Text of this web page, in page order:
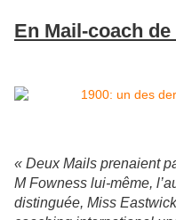
En Mail-coach
« Deux Mails prenaient
M Fowness lui-même,
distinguée, Miss